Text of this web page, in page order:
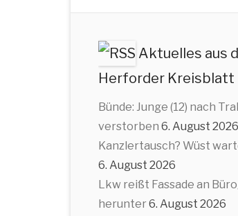
Aktuelles aus
Herforder Kreisblatt
Bünde: Junge (12) nach
verstorben 6. August 2026
Kanzlertausch? Wüst
6. August 2026
Lkw reißt Fassade an
herunter6. August 2026